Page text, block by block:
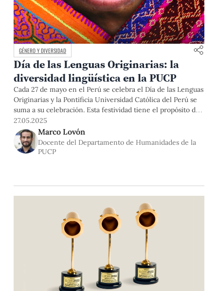
GÉNERO Y DIVERSIDAD
Día de las Lenguas Originarias: la
diversidad lingüística en la PUCP
Cada 27 de mayo en el Perú se celebra el Día de las Lenguas
Originarias y la Pontificia Universidad Católica del Perú se
suma a su celebración. Esta festividad tiene el propósito de
fomentar el uso, la preservación y la difusión de las lenguas
peruanas, consideradas un patrimonio cultural inmaterial
invaluable. Las lenguas son muestra
27.05.2025
Marco Lovón
Docente del Departamento de Humanidades de la
PUCP